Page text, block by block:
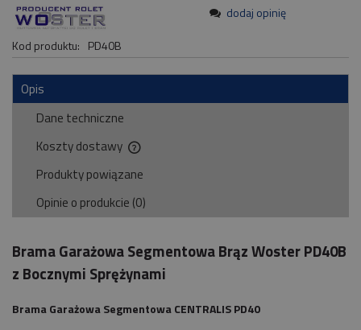
Kod produktu: PD40B
dodaj opinię
Opis
Dane techniczne
Koszty dostawy
Cena nie zawiera ewentualnych kosztów płatności
Produkty powiązane
Opinie o produkcie (0)
Brama Garażowa Segmentowa Brąz Woster PD40B
z Bocznymi Sprężynami
Brama Garażowa Segmentowa CENTRALIS PD40